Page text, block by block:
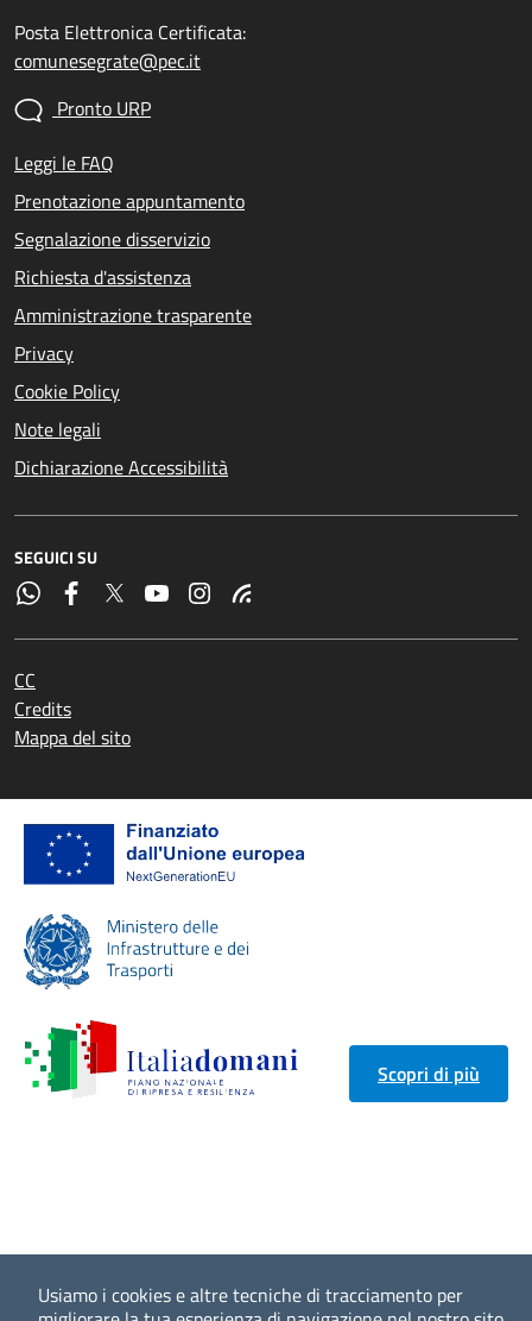
Usiamo i cookies e altre tecniche di tracciamento per
Posta Elettronica Certificata:
comunesegrate@pec.it
Pronto URP
Leggi le FAQ
Prenotazione appuntamento
Segnalazione disservizio
Richiesta d'assistenza
Amministrazione trasparente
Privacy
Cookie Policy
Note legali
Dichiarazione Accessibilità
SEGUICI SU
CC
Credits
Mappa del sito
Scopri di più